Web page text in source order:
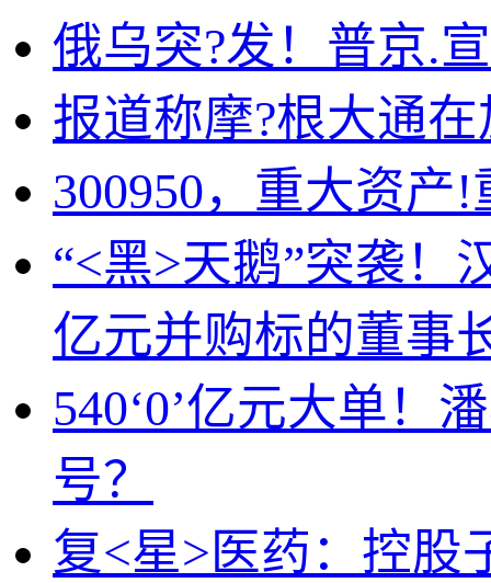
俄乌突?发！普京.
报道称摩?根大通
300950，重大资产
“<黑>天鹅”突袭！
亿元并购标的董
540‘0’亿元大单！
号？
复<星>医药：控股